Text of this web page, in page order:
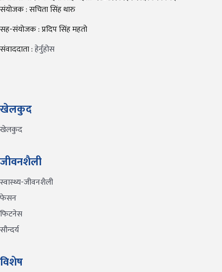
संयोजक : सचिता सिंह थारु
सह-संयोजक : प्रदिप सिंह महतो
संवाददाता :हेर्नुहोस
खेलकुद
खेलकुद
जीवनशैली
स्वास्थ्य-जीवनशैली
फेसन
फिटनेस
सौन्दर्य
विशेष